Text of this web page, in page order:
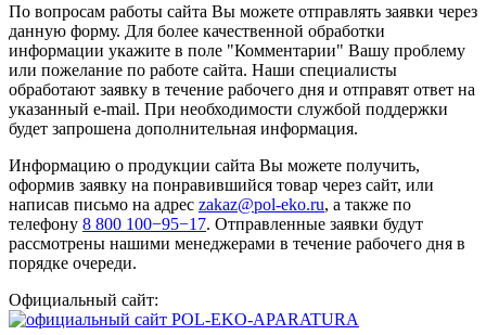
По вопросам работы сайта Вы можете отправлять заявки через
данную форму. Для более качественной обработки
информации укажите в поле "Комментарии" Вашу проблему
или пожелание по работе сайта. Наши специалисты
обработают заявку в течение рабочего дня и отправят ответ на
указанный e-mail. При необходимости службой поддержки
будет запрошена дополнительная информация.
Информацию о продукции сайта Вы можете получить,
оформив заявку на понравившийся товар через сайт, или
написав письмо на адрес zakaz@pol-eko.ru, а также по
телефону 8 800 100−95−17. Отправленные заявки будут
рассмотрены нашими менеджерами в течение рабочего дня в
порядке очереди.
Официальный сайт: